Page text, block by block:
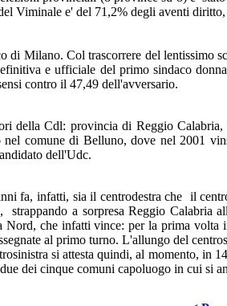
Viminale e' del 71,2% degli aventi
Milano. Col trascorrere del lentissimo
e ufficiale del primo sindaco
contro il 47,49 dell'avversario.
della Cdl: provincia di Reggio
comune di Belluno, dove nel 2001
dell'Udc.
fa, infatti, sia il centrodestra che il
a sorpresa Reggio Calabria
che infatti vince: per la prima
al primo turno. L'allungo del
si attesta quindi, al momento, in
dei cinque comuni capoluogo in cui si